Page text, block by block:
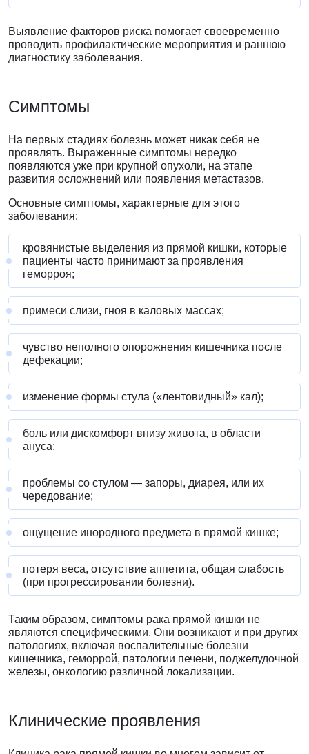
Выявление факторов риска помогает своевременно
проводить профилактические мероприятия и раннюю
диагностику заболевания.
Симптомы
На первых стадиях болезнь может никак себя не
проявлять. Выраженные симптомы нередко
появляются уже при крупной опухоли, на этапе
развития осложнений или появления метастазов.
Основные симптомы, характерные для этого
заболевания:
кровянистые выделения из прямой кишки, которые
пациенты часто принимают за проявления
геморроя;
примеси слизи, гноя в каловых массах;
чувство неполного опорожнения кишечника после
дефекации;
изменение формы стула («лентовидный» кал);
боль или дискомфорт внизу живота, в области
ануса;
проблемы со стулом — запоры, диарея, или их
чередование;
ощущение инородного предмета в прямой кишке;
потеря веса, отсутствие аппетита, общая слабость
(при прогрессировании болезни).
Таким образом, симптомы рака прямой кишки не
являются специфическими. Они возникают и при других
патологиях, включая воспалительные болезни
кишечника, геморрой, патологии печени, поджелудочной
железы, онкологию различной локализации.
Клинические проявления